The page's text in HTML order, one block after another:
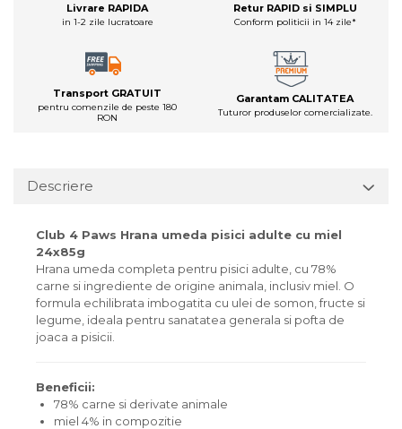
Livrare RAPIDA
in 1-2 zile lucratoare
Retur RAPID si SIMPLU
Conform politicii in 14 zile*
Transport GRATUIT
pentru comenzile de peste 180
RON
Garantam CALITATEA
Tuturor produselor comercializate.
Descriere
Club 4 Paws Hrana umeda pisici adulte cu miel
24x85g
Hrana umeda completa pentru pisici adulte, cu 78%
carne si ingrediente de origine animala, inclusiv miel. O
formula echilibrata imbogatita cu ulei de somon, fructe si
legume, ideala pentru sanatatea generala si pofta de
joaca a pisicii.
Beneficii:
78% carne si derivate animale
miel 4% in compozitie